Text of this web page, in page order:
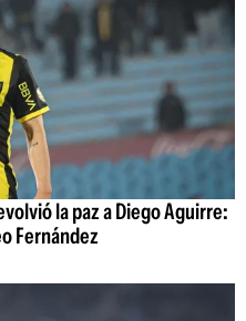
la paz a Diego Aguirre:
Fernández